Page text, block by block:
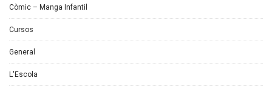
Còmic – Manga Infantil
Cursos
General
L'Escola